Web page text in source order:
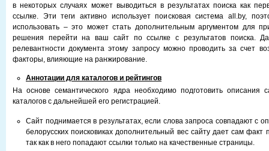
в некоторых случаях может выводиться в результатах поиска как
ссылке. Эти теги активно использует поисковая система all.by,
использовать – это может стать дополнительным аргументом для
решения перейти на ваш сайт по ссылке с результатов поиска.
релевантности документа этому запросу можно проводить за счет
факторы, влияющие на ранжирование.
Аннотации для каталогов и рейтингов
На основе семантического ядра необходимо подготовить описания
каталогов с дальнейшей его регистрацией.
Сайт поднимается в результатах, если слова запроса совпадают с
белорусских поисковиках дополнительный вес сайту дает сам факт
так как в него попадают ссылки только на качественные страницы.